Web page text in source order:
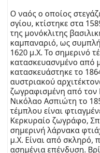
Ο ναός ο οποίος
σγίου, κτίστηκε στα
της μονόκλιτης
καμπαναριό, ως
1620 μ.Χ. Το σημερινό
κατασκευασνμένο από
κατασκευάστηκε το
αυστριακού
ζωγραφισμένη από
Νικόλαο Ασπιώτη το
τέμπλου είναι
Κερκυραίο ζωγράφο,
σημερινή λάρνακα
μ.Χ. Είναι από σκληρό,
ασημένια επένδυση.